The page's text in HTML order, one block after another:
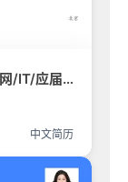
AI应用开发工程师（测试开发）/互联网/IT/应届生简历模板
中文简历